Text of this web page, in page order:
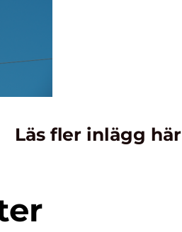
Läs fler inlägg här